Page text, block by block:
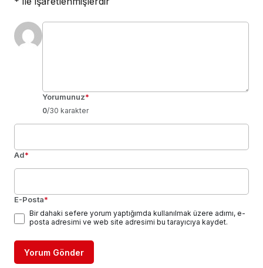
Yorumunuz*
0/30 karakter
Ad*
E-Posta*
Bir dahaki sefere yorum yaptığımda kullanılmak üzere adımı, e-
posta adresimi ve web site adresimi bu tarayıcıya kaydet.
Yorum Gönder